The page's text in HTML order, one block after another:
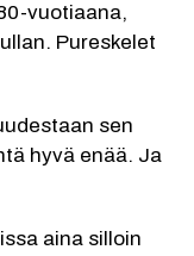
vuotiaana,
Pureskelet
sen
hyvä enää. Ja
aina silloin